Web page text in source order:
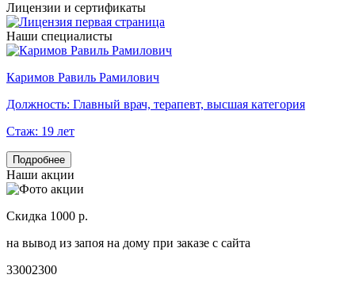
Лицензии и сертификаты
Наши специалисты
Каримов Равиль Рамилович
Должность: Главный врач, терапевт, высшая категория
Стаж: 19 лет
Подробнее
Наши акции
Скидка 1000 р.
на вывод из запоя на дому при заказе с сайта
33002300